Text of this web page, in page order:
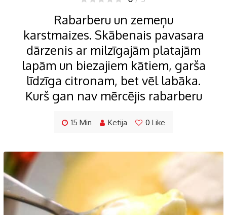
Rabarberu un zemeņu
karstmaizes. Skābenais pavasara
dārzenis ar milzīgajām platajām
lapām un biezajiem kātiem, garša
līdzīga citronam, bet vēl labāka.
Kurš gan nav mērcējis rabarberu
15 Min Ketija 0 Like